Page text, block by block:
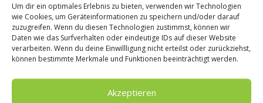
Um dir ein optimales Erlebnis zu bieten, verwenden wir Technologien
wie Cookies, um Geräteinformationen zu speichern und/oder darauf
zuzugreifen. Wenn du diesen Technologien zustimmst, können wir
Daten wie das Surfverhalten oder eindeutige IDs auf dieser Website
verarbeiten. Wenn du deine Einwillligung nicht erteilst oder zurückziehst,
können bestimmte Merkmale und Funktionen beeinträchtigt werden.
Akzeptieren
sch
von
Cornel
ia
Polett
Leben
smitte
l
richtig
lagern